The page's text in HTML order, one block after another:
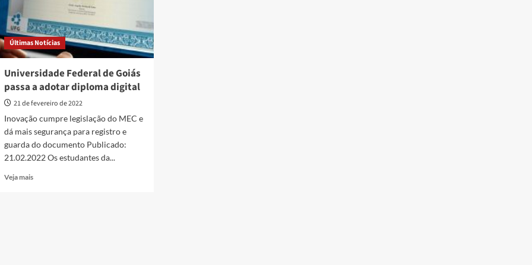
Últimas Notícias
Universidade Federal de Goiás
passa a adotar diploma digital
21 de fevereiro de 2022
Inovação cumpre legislação do MEC e
dá mais segurança para registro e
guarda do documento Publicado:
21.02.2022 Os estudantes da...
Veja maisRead